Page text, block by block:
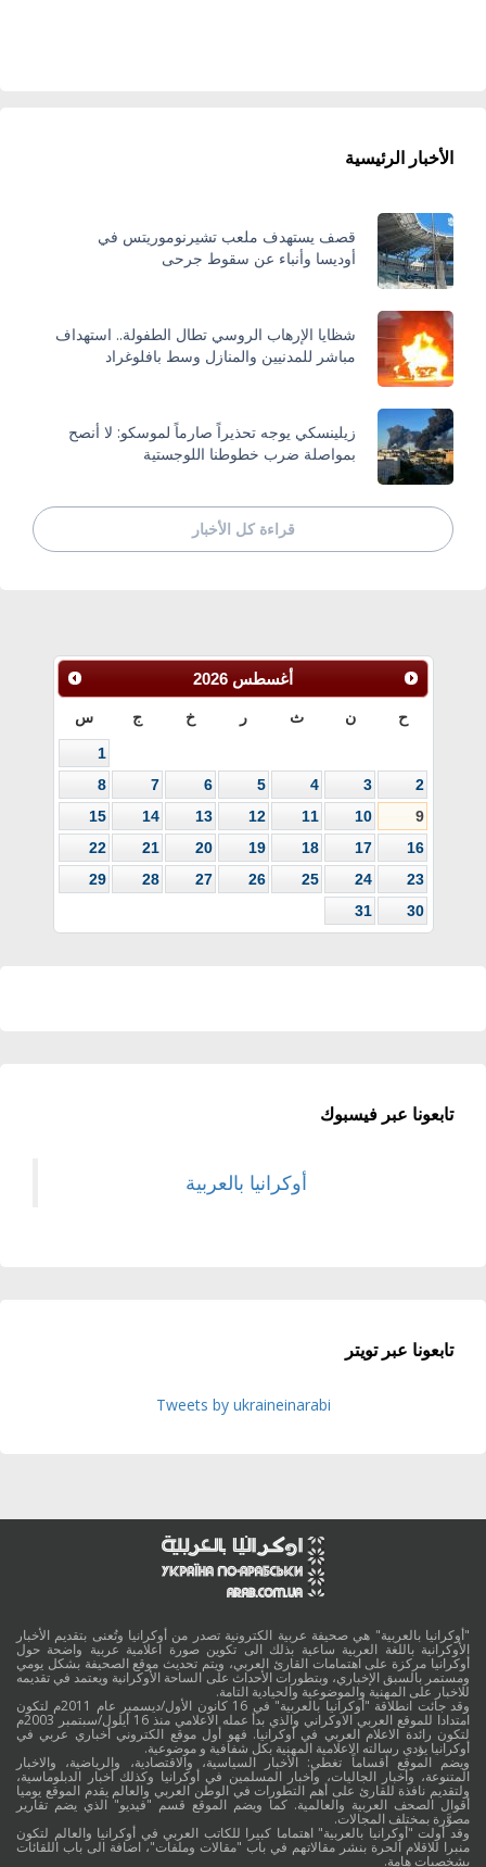
الأخبار الرئيسية
قصف يستهدف ملعب تشيرنوموريتس في
أوديسا وأنباء عن سقوط جرحى
شظايا الإرهاب الروسي تطال الطفولة.. استهداف
مباشر للمدنيين والمنازل وسط بافلوغراد
زيلينسكي يوجه تحذيراً صارماً لموسكو: لا أنصح
بمواصلة ضرب خطوطنا اللوجستية
قراءة كل الأخبار
أغسطس 2026
ح ن ث ر خ ج س
1
2
3
4
5
6
7
8
9
10
11
12
13
14
15
16
17
18
19
20
21
22
23
24
25
26
27
28
29
30
31
تابعونا عبر فيسبوك
أوكرانيا بالعربية
تابعونا عبر تويتر
Tweets by ukraineinarabi
"أوكرانيا بالعربية" هي صحيفة عربية الكترونية تصدر من أوكرانيا وتُعنى بتقديم الأخبار
الأوكرانية باللغة العربية ساعية بذلك الى تكوين صورة اعلامية عربية واضحة حول
أوكرانيا مركزة على اهتمامات القارئ العربي، ويتم تحديث موقع الصحيفة بشكل يومي
ومستمر بالسبق الإخباري، وبتطورات الأحداث على الساحة الأوكرانية ويعتمد في تقديمه
للاخبار على المهنية والموضوعية والحيادية التامة.
وقد جائت انطلاقة "أوكرانيا بالعربية" في 16 كانون الأول/ديسمبر عام 2011م لتكون
امتدادا للموقع العربي الاوكراني والذي بدأ عمله الاعلامي منذ 16 أيلول/سبتمبر 2003م
لتكون رائدة الاعلام العربي في أوكرانيا. فهو أول موقع الكتروني أخباري عربي في
أوكرانيا يؤدي رسالته الاعلامية المهنية بكل شفافية و موضوعية.
ويضم الموقع أقساماً تغطي: الأخبار السياسية، والاقتصادية، والرياضية، والاخبار
المتنوعة، وأخبار الجاليات، وأخبار المسلمين في أوكرانيا وكذلك أخبار الدبلوماسية،
ولتقديم نافذة للقارئ على أهم التطورات في الوطن العربي والعالم يقدم الموقع يوميا
أقوال الصحف العربية والعالمية. كما ويضم الموقع قسم "فيديو" الذي يضم تقارير
مصوَّرة بمختلف المجالات.
وقد أولت "أوكرانيا بالعربية" اهتماما كبيرا للكاتب العربي في أوكرانيا والعالم لتكون
منبرا للاقلام الحرة بنشر مقالاتهم في باب "مقالات وملفات"، اضافة الى باب اللقائات
بشخصيات هامة.